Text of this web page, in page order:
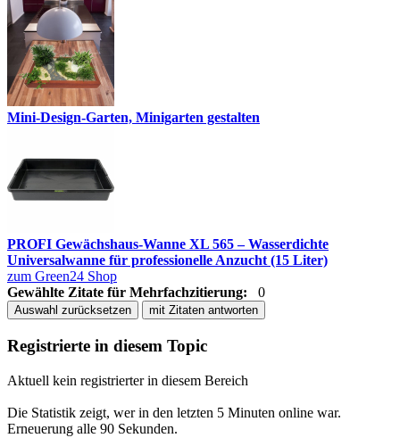
Mini-Design-Garten, Minigarten gestalten
PROFI Gewächshaus-Wanne XL 565 – Wasserdichte
Universalwanne für professionelle Anzucht (15 Liter)
zum Green24 Shop
Gewählte Zitate für Mehrfachzitierung:
0
Auswahl zurücksetzen mit Zitaten antworten
Registrierte in diesem Topic
Aktuell kein registrierter in diesem Bereich
Die Statistik zeigt, wer in den letzten 5 Minuten online war.
Erneuerung alle 90 Sekunden.